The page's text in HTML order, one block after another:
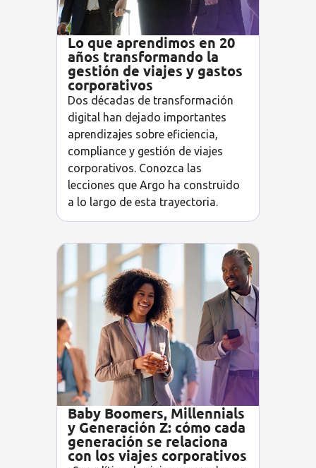
Lo que aprendimos en 20
años transformando la
gestión de viajes y gastos
corporativos
Dos décadas de transformación
digital han dejado importantes
aprendizajes sobre eficiencia,
compliance y gestión de viajes
corporativos. Conozca las
lecciones que Argo ha construido
a lo largo de esta trayectoria.
Baby Boomers, Millennials
y Generación Z: cómo cada
generación se relaciona
con los viajes corporativos